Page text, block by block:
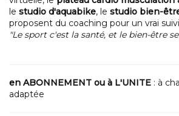
le studio d'aquabike, le studio bien-
proposent du coaching pour un vrai
"Le sport c'est la santé, et le bien-être
en ABONNEMENT ou à L'UNITE : à
adaptée